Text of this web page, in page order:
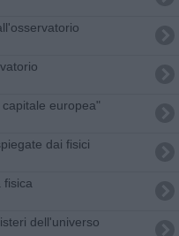
europea"
dai fisici
fisica
dell'universo